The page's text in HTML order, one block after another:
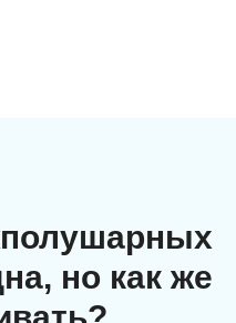
но как же